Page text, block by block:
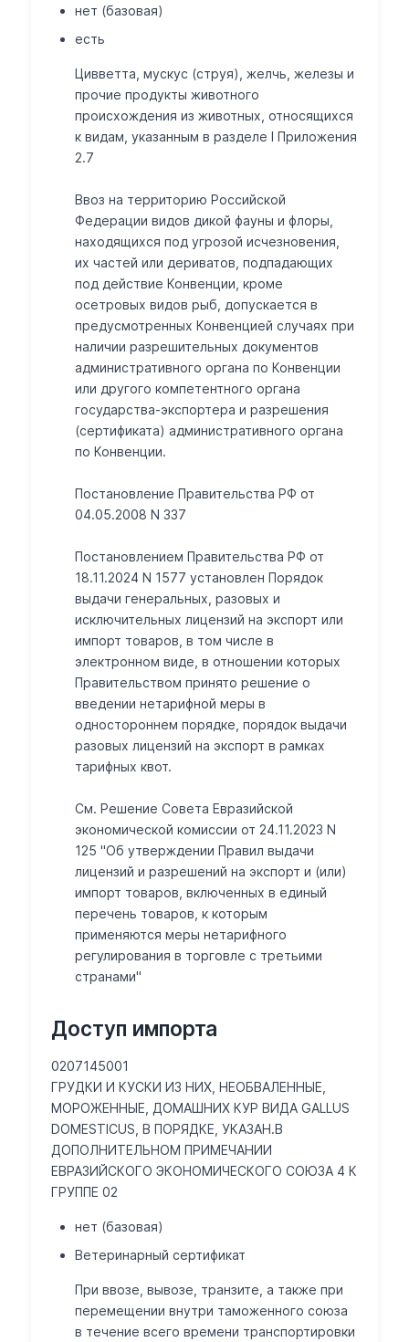
нет (базовая)
есть
Цивветта, мускус (струя), желчь, железы и
прочие продукты животного
происхождения из животных, относящихся
к видам, указанным в разделе I Приложения
2.7
Ввоз на территорию Российской
Федерации видов дикой фауны и флоры,
находящихся под угрозой исчезновения,
их частей или дериватов, подпадающих
под действие Конвенции, кроме
осетровых видов рыб, допускается в
предусмотренных Конвенцией случаях при
наличии разрешительных документов
административного органа по Конвенции
или другого компетентного органа
государства-экспортера и разрешения
(сертификата) административного органа
по Конвенции.
Постановление Правительства РФ от
04.05.2008 N 337
Постановлением Правительства РФ от
18.11.2024 N 1577 установлен Порядок
выдачи генеральных, разовых и
исключительных лицензий на экспорт или
импорт товаров, в том числе в
электронном виде, в отношении которых
Правительством принято решение о
введении нетарифной меры в
одностороннем порядке, порядок выдачи
разовых лицензий на экспорт в рамках
тарифных квот.
См. Решение Совета Евразийской
экономической комиссии от 24.11.2023 N
125 "Об утверждении Правил выдачи
лицензий и разрешений на экспорт и (или)
импорт товаров, включенных в единый
перечень товаров, к которым
применяются меры нетарифного
регулирования в торговле с третьими
странами"
Доступ импорта
0207145001
ГРУДКИ И КУСКИ ИЗ НИХ, НЕОБВАЛЕННЫЕ,
МОРОЖЕННЫЕ, ДОМАШНИХ КУР ВИДА GALLUS
DOMESTICUS, В ПОРЯДКЕ, УКАЗАН.В
ДОПОЛНИТЕЛЬНОМ ПРИМЕЧАНИИ
ЕВРАЗИЙСКОГО ЭКОНОМИЧЕСКОГО СОЮЗА 4 К
ГРУППЕ 02
нет (базовая)
Ветеринарный сертификат
При ввозе, вывозе, транзите, а также при
перемещении внутри таможенного союза
в течение всего времени транспортировки